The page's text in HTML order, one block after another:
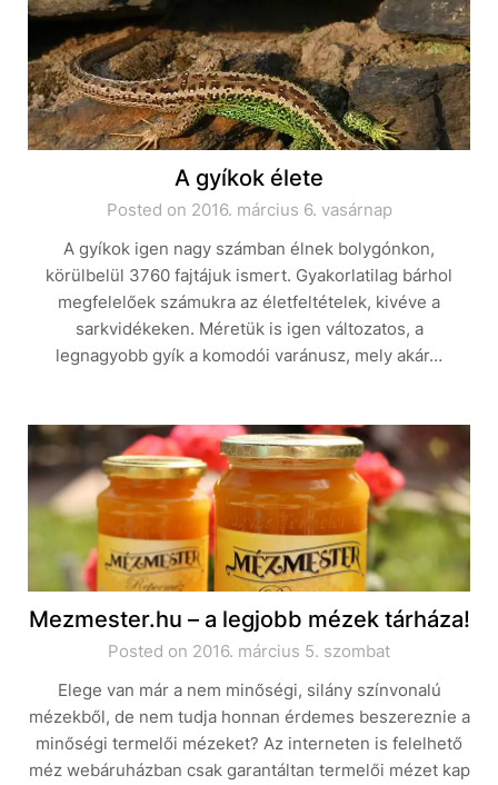
A gyíkok élete
Posted on 2016. március 6. vasárnap
A gyíkok igen nagy számban élnek bolygónkon,
körülbelül 3760 fajtájuk ismert. Gyakorlatilag bárhol
megfelelőek számukra az életfeltételek, kivéve a
sarkvidékeken. Méretük is igen változatos, a
legnagyobb gyík a komodói varánusz, mely akár…
Mezmester.hu – a legjobb mézek tárháza!
Posted on 2016. március 5. szombat
Elege van már a nem minőségi, silány színvonalú
mézekből, de nem tudja honnan érdemes beszereznie a
minőségi termelői mézeket? Az interneten is felelhető
méz webáruházban csak garantáltan termelői mézet kap